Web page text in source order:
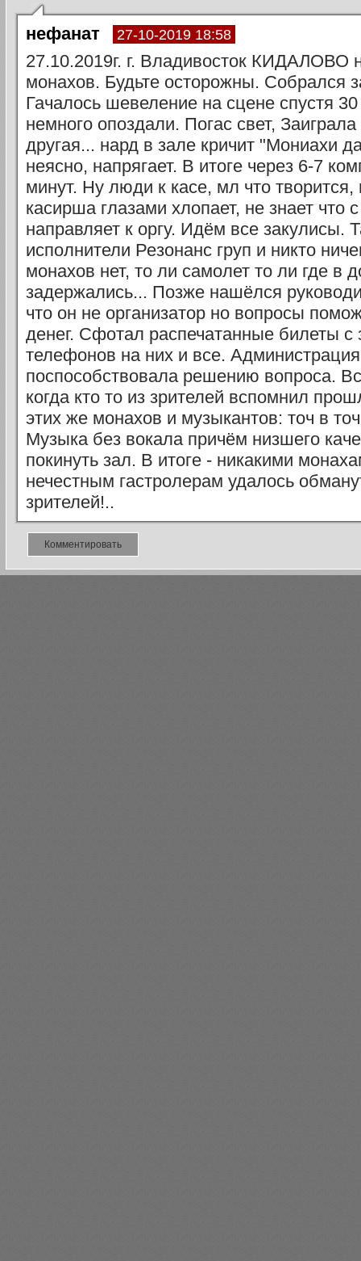
нефанат 27-10-2019 18:58
27.10.2019г. г. Владивосток КИДАЛОВО
монахов. Будьте осторожны. Собрался
Гачалось шевеление на сцене спустя
немного опоздали. Погас свет,
другая... нард в зале кричит "Мониахи
неясно, напрягает. В итоге через 6-7
минут. Ну люди к касе, мл что творится,
касирша глазами хлопает, не знает что
направляет к оргу. Идём все закулисы.
исполнители Резонанс груп и никто
монахов нет, то ли самолет то ли где в
задержались... Позже нашёлся
что он не организатор но вопросы
денег. Сфотал распечатанные билеты
телефонов на них и все.
поспособствовала решению вопроса.
когда кто то из зрителей вспомнил
этих же монахов и музыкантов: точ в
Музыка без вокала причём низшего
покинуть зал. В итоге - никакими
нечестным гастролерам удалось
зрителей!..
Комментировать